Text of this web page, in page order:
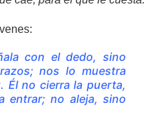
con el dedo, sino
nos lo muestra
Él no cierra la puerta,
entrar; no aleja, sino